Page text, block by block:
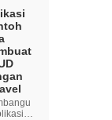
fitu...